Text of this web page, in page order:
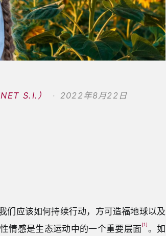
S.I.） 2022年8月22日
们应该如何持续行动，方可造福地球以及
情感是生态运动中的一个重要层面[1]。如